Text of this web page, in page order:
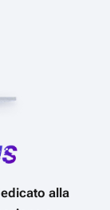
alla